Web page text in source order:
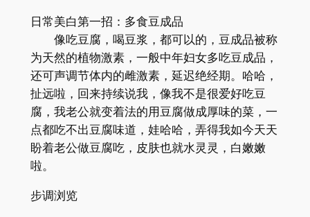
日常美白第一招：多食豆成品
像吃豆腐，喝豆浆，都可以的，豆成品被称
为天然的植物激素，一般中年妇女多吃豆成品，
还可声调节体内的雌激素，延迟绝经期。哈哈，
扯远啦，回来持续说我，像我不是很爱好吃豆
腐，我老公就变着法的用豆腐做成厚味的菜，一
点都吃不出豆腐味道，娃哈哈，弄得我如今天天
盼着老公做豆腐吃，皮肤也就水灵灵，白嫩嫩
啦。
步调浏览